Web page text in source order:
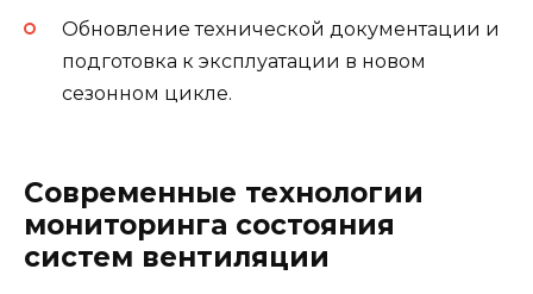
Обновление технической документации и
подготовка к эксплуатации в новом
сезонном цикле.
Современные технологии
мониторинга состояния
систем вентиляции